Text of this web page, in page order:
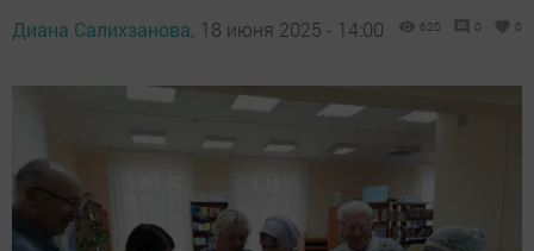
Диана Салихзанова, 18 июня 2025 - 14:00 620 0 0